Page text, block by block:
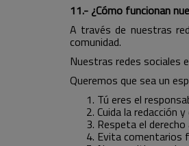
11.- ¿Cómo funcionan
A través de nuestras
comunidad.
Nuestras redes sociales
Queremos que sea un
Tú eres el
Cuida la redacción
Respeta el
Evita comentarios